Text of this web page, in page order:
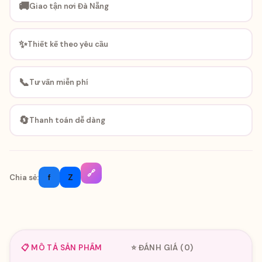
🚚Giao tận nơi Đà Nẵng
✨Thiết kế theo yêu cầu
📞Tư vấn miễn phí
🔄Thanh toán dễ dàng
Chia sẻ: f Z 🔗
📋 MÔ TẢ SẢN PHẨM ⭐ ĐÁNH GIÁ (0)